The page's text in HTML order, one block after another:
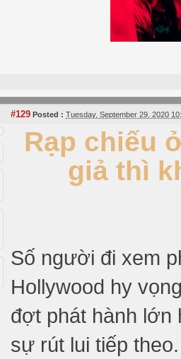
#129 Posted : Tuesday, September 29, 2020
Rạp chiếu
giả thì
Số người đi xem
Hollywood hy
đợt phát hành
sự rút lui tiếp theo.